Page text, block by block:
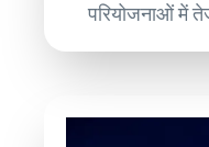
परियोजनाओं में